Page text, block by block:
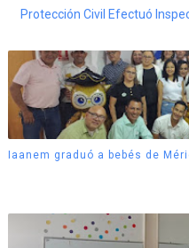
Protección Civil Efectuó
Iaanem graduó a bebés de